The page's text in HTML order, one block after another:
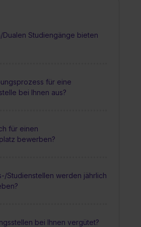
Studiengänge bieten
für eine
bei Ihnen aus?
für einen
bewerben?
Studienstellen werden jährlich
bei Ihnen vergütet?